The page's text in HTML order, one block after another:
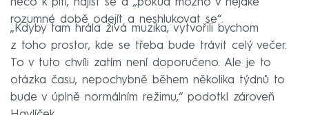
rozumné době odejít a neshlukovat se“.
„Kdyby tam hrála živá muzika, vytvořili bychom
z toho prostor, kde se třeba bude trávit celý večer.
To v tuto chvíli zatím není doporučeno. Ale je to
otázka času, nepochybně během několika týdnů to
bude v úplně normálním režimu,“ podotkl zároveň